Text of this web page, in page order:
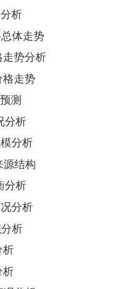
析
体走势
走势分析
格走势
测
分析
分析
源结构
分析
分析
析
析
析